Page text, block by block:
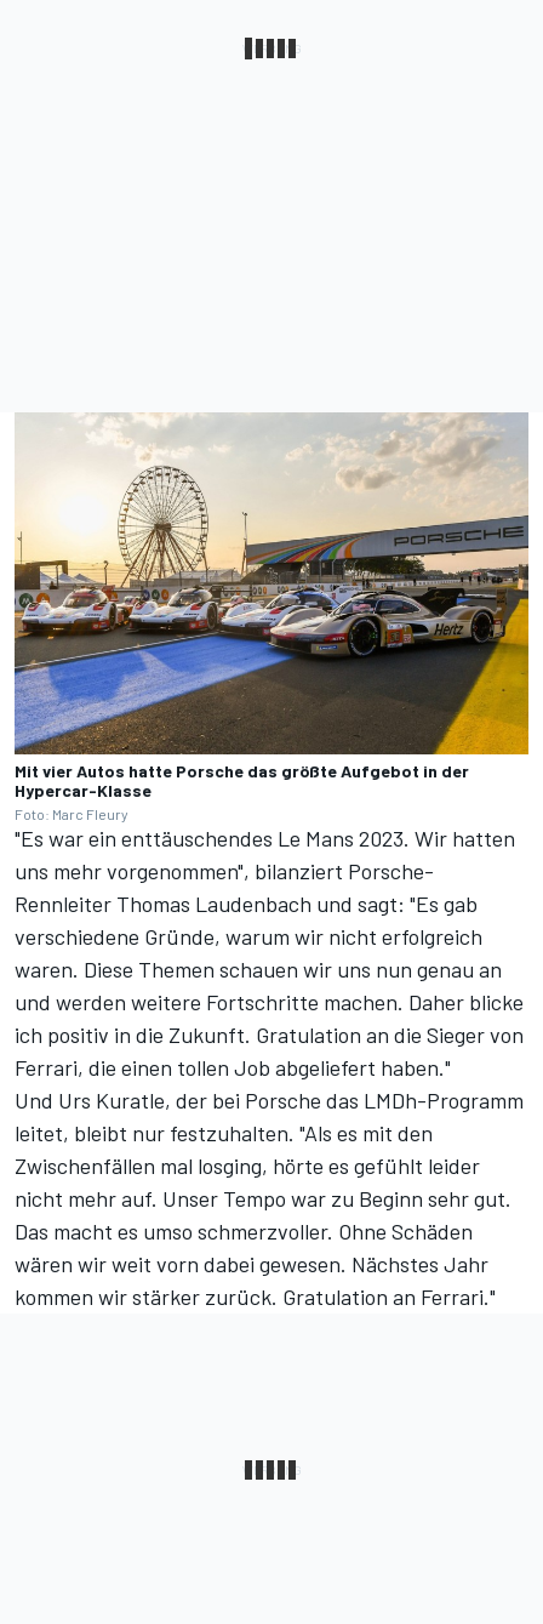
Mit vier Autos hatte Porsche das größte Aufgebot in der
Hypercar-Klasse
Foto: Marc Fleury
"Es war ein enttäuschendes Le Mans 2023. Wir hatten
uns mehr vorgenommen", bilanziert Porsche-
Rennleiter Thomas Laudenbach und sagt: "Es gab
verschiedene Gründe, warum wir nicht erfolgreich
waren. Diese Themen schauen wir uns nun genau an
und werden weitere Fortschritte machen. Daher blicke
ich positiv in die Zukunft. Gratulation an die Sieger von
Ferrari, die einen tollen Job abgeliefert haben."
Und Urs Kuratle, der bei Porsche das LMDh-Programm
leitet, bleibt nur festzuhalten. "Als es mit den
Zwischenfällen mal losging, hörte es gefühlt leider
nicht mehr auf. Unser Tempo war zu Beginn sehr gut.
Das macht es umso schmerzvoller. Ohne Schäden
wären wir weit vorn dabei gewesen. Nächstes Jahr
kommen wir stärker zurück. Gratulation an Ferrari."